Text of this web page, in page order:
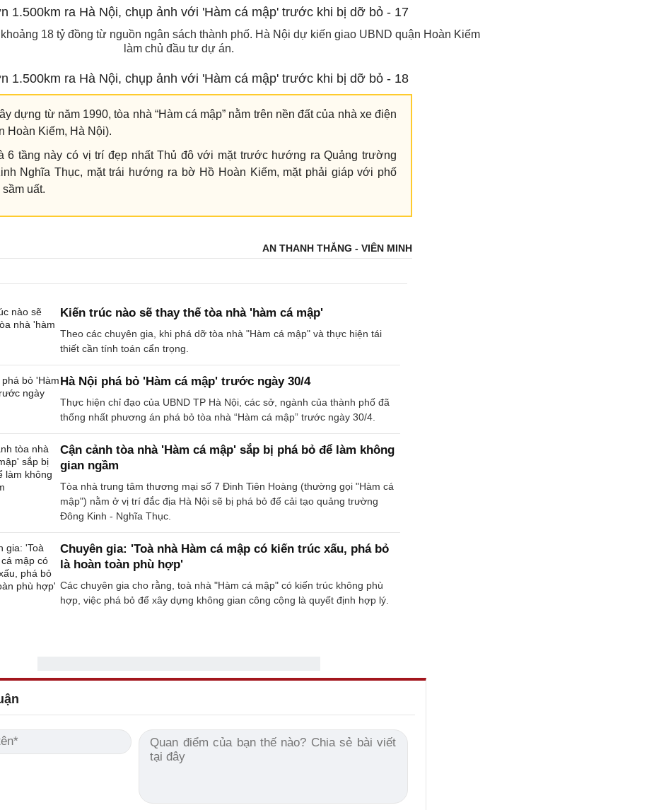
18 tỷ đồng từ nguồn ngân sách thành phố. Hà Nội dự kiến giao UBND quận Hoàn Kiếm
làm chủ đầu tư dự án.
dựng từ năm 1990, tòa nhà “Hàm cá mập” nằm trên nền đất của nhà xe điện
Hoàn Kiếm, Hà Nội).
6 tầng này có vị trí đẹp nhất Thủ đô với mặt trước hướng ra Quảng trường
Nghĩa Thục, mặt trái hướng ra bờ Hồ Hoàn Kiếm, mặt phải giáp với phố
uất.
AN THANH THẮNG - VIÊN MINH
Kiến trúc nào sẽ thay thế tòa nhà 'hàm cá mập'
Theo các chuyên gia, khi phá dỡ tòa nhà "Hàm cá mập" và thực hiện tái
thiết cần tính toán cẩn trọng.
Hà Nội phá bỏ 'Hàm cá mập' trước ngày 30/4
Thực hiện chỉ đạo của UBND TP Hà Nội, các sở, ngành của thành phố đã
thống nhất phương án phá bỏ tòa nhà “Hàm cá mập” trước ngày 30/4.
Cận cảnh tòa nhà 'Hàm cá mập' sắp bị phá bỏ để làm không
gian ngầm
Tòa nhà trung tâm thương mại số 7 Đinh Tiên Hoàng (thường gọi "Hàm cá
mập") nằm ở vị trí đắc địa Hà Nội sẽ bị phá bỏ để cải tạo quảng trường
Đông Kinh - Nghĩa Thục.
Chuyên gia: 'Toà nhà Hàm cá mập có kiến trúc xấu, phá bỏ
là hoàn toàn phù hợp'
Các chuyên gia cho rằng, toà nhà "Hàm cá mập" có kiến trúc không phù
hợp, việc phá bỏ để xây dựng không gian công cộng là quyết định hợp lý.